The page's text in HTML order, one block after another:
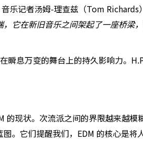
乐记者汤姆-理查兹（Tom Richards
，它在新旧音乐之间架起了一座桥梁
瞬息万变的舞台上的持久影响力。
现状。次流派之间的界限越来越
。它们提醒我们，EDM 的核心是将